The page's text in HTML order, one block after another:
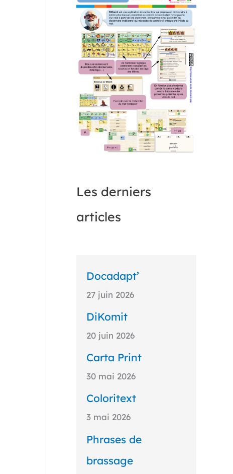
Les derniers
articles
Docadapt’
27 juin 2026
DiKomit
20 juin 2026
Carta Print
30 mai 2026
Coloritext
3 mai 2026
Phrases de
brassage